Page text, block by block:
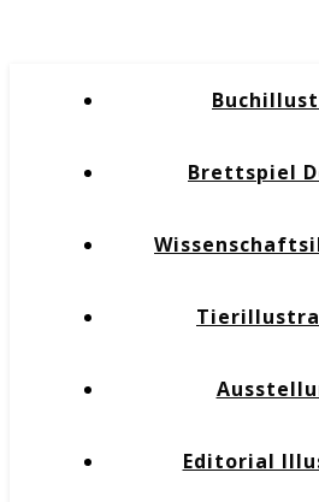
Brettspiel
Editorial